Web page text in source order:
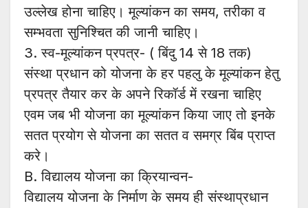
उल्लेख होना चाहिए। मूल्यांकन का समय, तरीका व
सम्भवता सुनिश्चित की जानी चाहिए।
3. स्व-मूल्यांकन प्रपत्र- ( बिंदु 14 से 18 तक)
संस्था प्रधान को योजना के हर पहलु के मूल्यांकन हेतु
प्रपत्र तैयार कर के अपने रिकॉर्ड में रखना चाहिए
एवम जब भी योजना का मूल्यांकन किया जाए तो इनके
सतत प्रयोग से योजना का सतत व समग्र बिंब प्राप्त
करे।
B. विद्यालय योजना का क्रियान्वन-
विद्यालय योजना के निर्माण के समय ही संस्थाप्रधान